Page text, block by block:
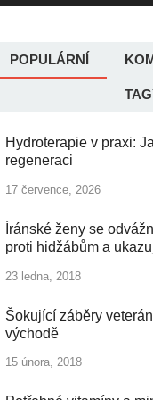
POPULÁRNÍ
Hydroterapie v praxi:
regeneraci
17 července, 2026
Íránské ženy se
proti hidžábům a
23 ledna, 2018
Šokující záběry
východě
15 února, 2018